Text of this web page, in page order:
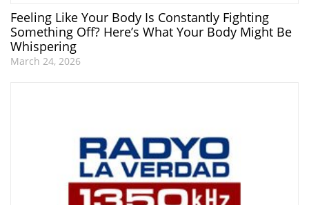
Feeling Like Your Body Is Constantly Fighting
Something Off? Here’s What Your Body Might Be
Whispering
March 24, 2026